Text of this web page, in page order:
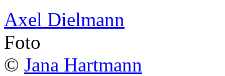
Axel Dielmann
Foto
© Jana Hartmann